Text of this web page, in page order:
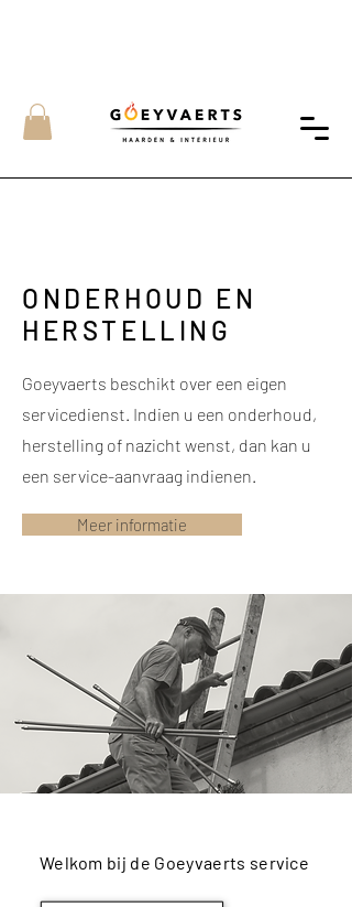
ONDERHOUD EN
HERSTELLING
Goeyvaerts beschikt over een eigen
servicedienst. Indien u een onderhoud,
herstelling of nazicht wenst, dan kan u
een service-aanvraag indienen.
Meer informatie
Welkom bij de Goeyvaerts service